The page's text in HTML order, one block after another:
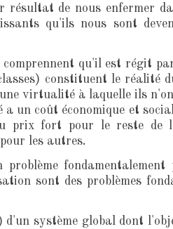
résultat de nous enfermer
qu'ils nous sont
qu'il est régit
constituent le réalité
virtualité à laquelle ils
un coût économique et
prix fort pour le reste de
les autres.
fondamentalement
sont des problèmes
système global dont